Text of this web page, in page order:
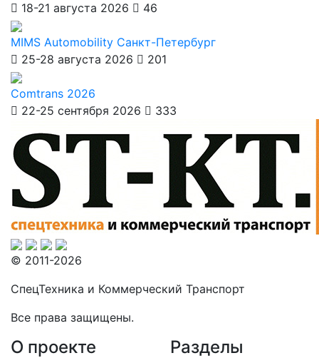
18-21 августа 2026
46
MIMS Automobility Санкт-Петербург
25-28 августа 2026
201
Comtrans 2026
22-25 сентября 2026
333
© 2011-2026
СпецТехника и Коммерческий Транспорт
Все права защищены.
О проекте Разделы